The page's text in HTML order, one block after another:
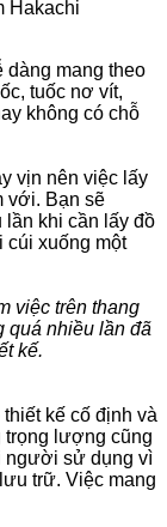
dàng mang theo
tuốc nơ vít,
không có chỗ
vịn nên việc lấy
với. Bạn sẽ
lần khi cần lấy đồ
cúi xuống một
việc trên thang
quá nhiều lần đã
kế.
kế cố định và
trọng lượng cũng
người sử dụng vì
trữ. Việc mang